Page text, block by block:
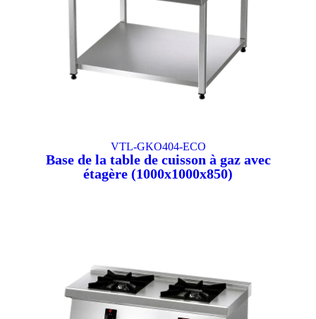
VTL-GKO404-ECO
Base de la table de cuisson à gaz avec
étagère (1000x1000x850)